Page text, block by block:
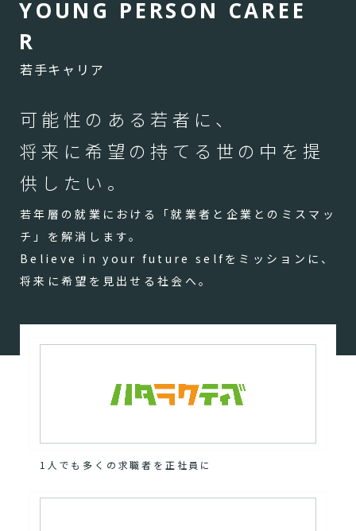
YOUN G PERSON CAREE
R
若手キャリア
可能性のある若者に、
将来に希望の持てる世の中を提
供したい。
若年層の就業における「就業者と企業とのミスマッ
チ」を解消します。
Believe in your future selfをミッションに、
将来に希望を見出せる社会へ。
1人でも多くの求職者を正社員に